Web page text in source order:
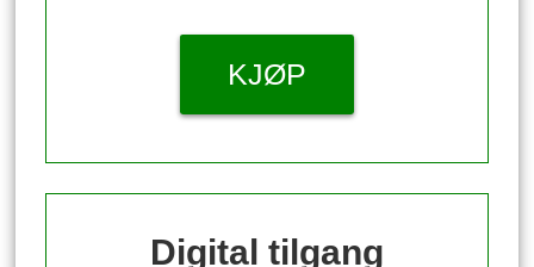
KJØP
Digital tilgang